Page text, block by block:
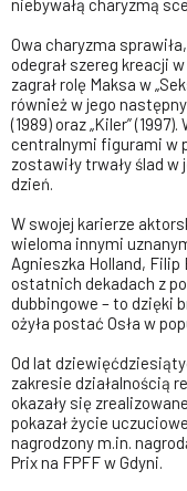
niebywałą charyzmą
Owa charyzma
odegrał szereg kreacji
zagrał rolę Maksa w
również w jego
(1989) oraz „Kiler”
centralnymi figurami w
zostawiły trwały ślad w
dzień.
W swojej karierze
wieloma innymi
Agnieszka Holland,
ostatnich dekadach z
dubbingowe – to dzięki
ożyła postać Osła w
Od lat
zakresie działalnością
okazały się
pokazał życie
nagrodzony m.in.
Prix na FPFF w Gdyni.